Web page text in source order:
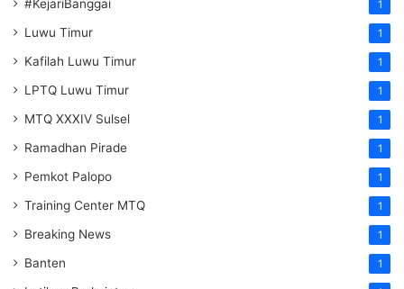
#KejariBanggai 1
Luwu Timur 1
Kafilah Luwu Timur 1
LPTQ Luwu Timur 1
MTQ XXXIV Sulsel 1
Ramadhan Pirade 1
Pemkot Palopo 1
Training Center MTQ 1
Breaking News 1
Banten 1